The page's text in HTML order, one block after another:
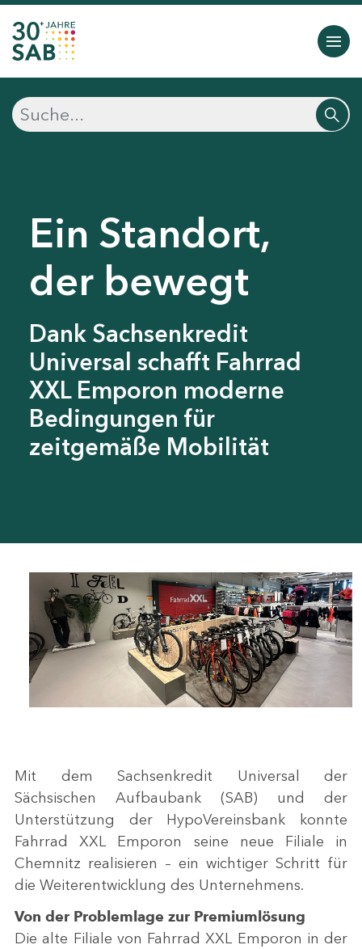
Ein Standort,
der bewegt
Dank Sachsenkredit
Universal schafft Fahrrad
XXL Emporon moderne
Bedingungen für
zeitgemäße Mobilität
Mit dem Sachsenkredit Universal der
Sächsischen Aufbaubank (SAB) und der
Unterstützung der HypoVereinsbank konnte
Fahrrad XXL Emporon seine neue Filiale in
Chemnitz realisieren – ein wichtiger Schritt für
die Weiterentwicklung des Unternehmens.
Von der Problemlage zur Premiumlösung
Die alte Filiale von Fahrrad XXL Emporon in der